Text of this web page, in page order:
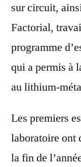
sur circuit,
Factorial,
programme
qui a permis à
au lithium-
Les premiers
laboratoire ont
la fin de